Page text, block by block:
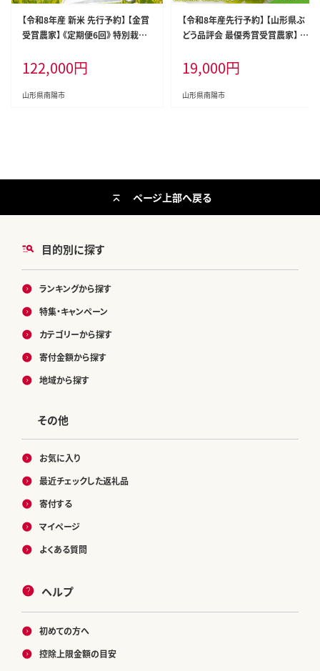
【令和8年産 新米 先行予約】 【金賞
受賞農家】 《定期便6回》 特別栽培
《令和8年9月下旬～発送》 『あおき
ライスファーム』 [1614-R8]
122,000円
山形県南陽市
【令和8年産先行予約】 【山形県ぶ
どう品評会 最優秀賞受賞農家】 シ
秀) 《令和8年9月中旬～発送》 『青
木農園』 山形県 南陽市 [2027-R8]
19,000円
山形県南陽市
目的別に探す
ランキングから探す
特集・キャンペーン
カテゴリーから探す
寄付金額から探す
地域から探す
その他
お気に入り
最近チェックした返礼品
寄付する
マイページ
よくある質問
ヘルプ
初めての方へ
控除上限金額の目安
ページ上部へ戻る